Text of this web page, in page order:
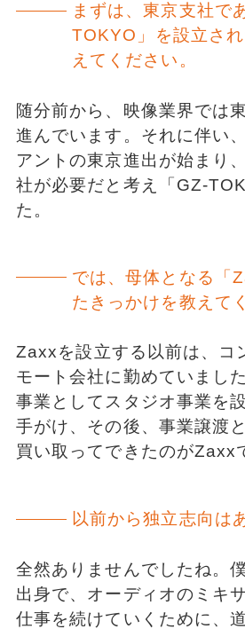
まずは、東京支社で
TOKYO」を設立さ
えてください。
随分前から、映像業界では
進んでいます。それに伴い
アントの東京進出が始まり
社が必要だと考え「GZ-
た。
では、母体となる「
たきっかけを教えて
Zaxxを設立する以前は、コ
モート会社に勤めていまし
事業としてスタジオ事業を
手がけ、その後、事業譲渡
買い取ってできたのがZaxx
以前から独立志向は
全然ありませんでしたね。
出身で、オーディオのミキ
仕事を続けていくために、